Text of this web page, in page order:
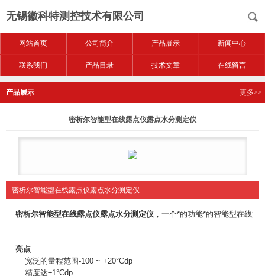
无锡徽科特测控技术有限公司
网站首页 公司简介 产品展示 新闻中心
联系我们 产品目录 技术文章 在线留言
产品展示 更多>>
密析尔智能型在线露点仪露点水分测定仪
密析尔智能型在线露点仪露点水分测定仪
密析尔智能型在线露点仪露点水分测定仪 ，一个*的功能*的智能型在线
亮点
宽泛的量程范围-100 ~ +20°Cdp
精度达±1°Cdp